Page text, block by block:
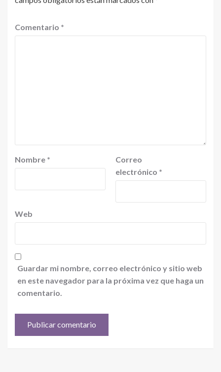
Comentario *
Nombre *
Correo
electrónico *
Web
Guardar mi nombre, correo electrónico y sitio web
en este navegador para la próxima vez que haga un
comentario.